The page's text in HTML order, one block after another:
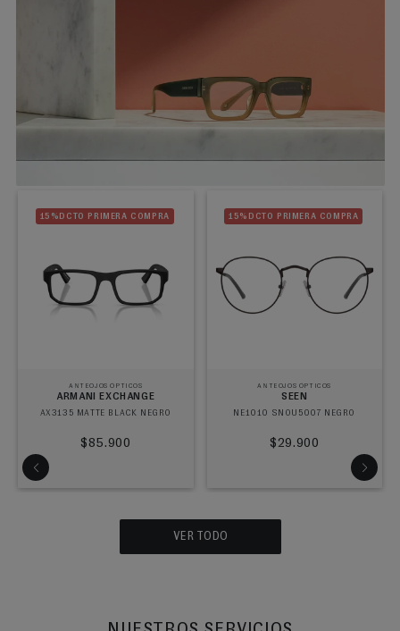
15%DCTO PRIMERA COMPRA
ANTEOJOS ÓPTICOS
ARMANI EXCHANGE
AX3135 MATTE BLACK NEGRO
$85.900
15%DCTO PRIMERA COMPRA
ANTEOJOS ÓPTICOS
SEEN
NE1010 SNOU5007 NEGRO
$29.900
VER TODO